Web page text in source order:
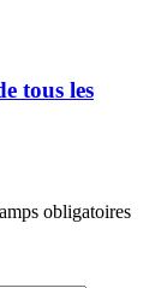
tous les
obligatoires